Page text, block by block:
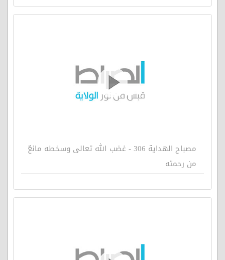
مصباح الهداية 306 - غضب الله تعالى وسخطه مانعٌ
من رحمته